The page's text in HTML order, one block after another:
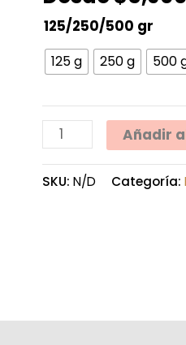
125/250/500 gr
125 g 250 g 500
cantidad
Añadir
SKU:N/D Categoría: